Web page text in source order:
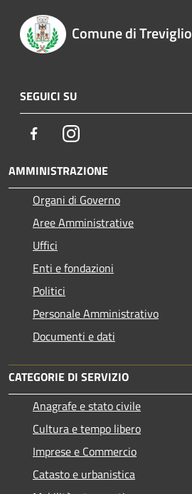
Comune di Treviglio
SEGUICI SU
FacebookInstagram
AMMINISTRAZIONE
Organi di Governo
Aree Amministrative
Uffici
Enti e fondazioni
Politici
Personale Amministrativo
Documenti e dati
CATEGORIE DI SERVIZIO
Anagrafe e stato civile
Cultura e tempo libero
Imprese e Commercio
Catasto e urbanistica